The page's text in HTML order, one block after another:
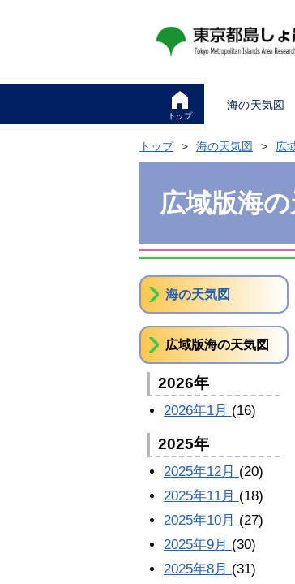
トップ
海の天気図
トップ 海の天気図 広
広域版海
海の天気図
広域版海の天気図
2026年
2026年1月 (16)
2025年
2025年12月 (20)
2025年11月 (18)
2025年10月 (27)
2025年9月 (30)
2025年8月 (31)